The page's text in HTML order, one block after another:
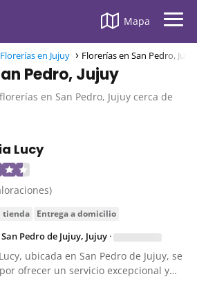
Mapa
Florerías en Jujuy Florerías en San Pedro, Jujuy
Pedro, Jujuy
florerías en San Pedro, Jujuy cerca de
Lucy
tienda entrega a domicilio
San Pedro de Jujuy, Jujuy ·
ubicada en San Pedro de Jujuy, se
ofrecer un servicio excepcional y…